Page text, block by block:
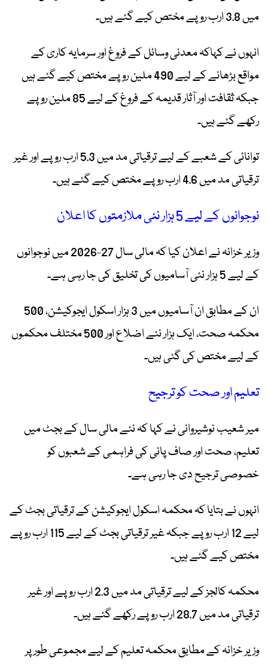
میں 3.8 ارب روپے مختص کیے گئے ہیں۔
انہوں نے کہاکہ معدنی وسائل کے فروغ اور سرمایہ کاری کے
مواقع بڑھانے کے لیے 490 ملین روپے مختص کیے گئے ہیں
جبکہ ثقافت اور آثار قدیمہ کے فروغ کے لیے 85 ملین روپے
رکھے گئے ہیں۔
توانائی کے شعبے کے لیے ترقیاتی مد میں 5.3 ارب روپے اور غیر
ترقیاتی مد میں 4.6 ارب روپے مختص کیے گئے ہیں۔
نوجوانوں کے لیے 5 ہزار نئی ملازمتوں کا اعلان
وزیر خزانہ نے اعلان کیا کہ مالی سال 27-2026 میں نوجوانوں
کے لیے 5 ہزار نئی آسامیوں کی تخلیق کی جا رہی ہے۔
ان کے مطابق ان آسامیوں میں 3 ہزار اسکول ایجوکیشن، 500
محکمہ صحت، ایک ہزار نئے اضلاع اور 500 مختلف محکموں
کے لیے مختص کی گئی ہیں۔
تعلیم اور صحت کو ترجیح
میر شعیب نوشیروانی نے کہا کہ نئے مالی سال کے بجٹ میں
تعلیم، صحت اور صاف پانی کی فراہمی کے شعبوں کو
خصوصی ترجیح دی جا رہی ہے۔
انہوں نے بتایا کہ محکمہ اسکول ایجوکیشن کے ترقیاتی بجٹ کے
لیے 12 ارب روپے جبکہ غیر ترقیاتی بجٹ کے لیے 115 ارب روپے
مختص کیے گئے ہیں۔
محکمہ کالجز کے لیے ترقیاتی مد میں 2.3 ارب روپے اور غیر
ترقیاتی مد میں 28.7 ارب روپے رکھے گئے ہیں۔
وزیر خزانہ کے مطابق محکمہ تعلیم کے لیے مجموعی طور پر